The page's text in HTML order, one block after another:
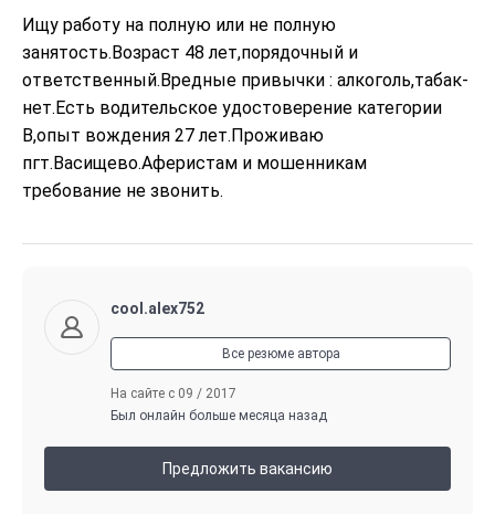
Ищу работу на полную или не полную
занятость.Возраст 48 лет,порядочный и
ответственный.Вредные привычки : алкоголь,табак-
нет.Есть водительское удостоверение категории
В,опыт вождения 27 лет.Проживаю
пгт.Васищево.Аферистам и мошенникам
требование не звонить.
cool.alex752
Все резюме автора
На сайте с 09 / 2017
Был онлайн больше месяца назад
Предложить вакансию